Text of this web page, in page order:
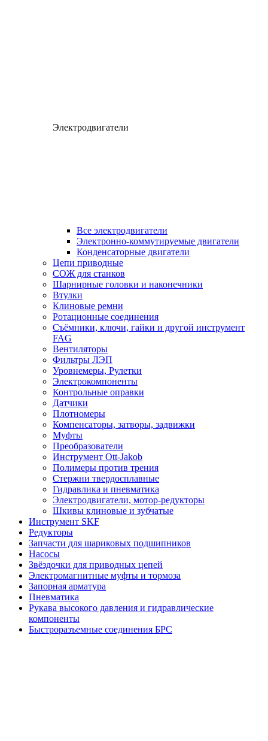
Электродвигатели
Все электродвигатели
Электронно-коммутируемые двигатели
Конденсаторные двигатели
Цепи приводные
СОЖ для станков
Шарнирные головки и наконечники
Втулки
Клиновые ремни
Ротационные соединения
Съёмники, ключи, гайки и другой инструмент
FAG
Вентиляторы
Фильтры ЛЭП
Уровнемеры, Рулетки
Электрокомпоненты
Контрольные оправки
Датчики
Плотномеры
Компенсаторы, затворы, задвижки
Муфты
Преобразователи
Инструмент Ott-Jakob
Полимеры против трения
Стержни твердосплавные
Гидравлика и пневматика
Электродвигатели, мотор-редукторы
Шкивы клиновые и зубчатые
Инструмент SKF
Редукторы
Запчасти для шариковых подшипников
Насосы
Звёздочки для приводных цепей
Электромагнитные муфты и тормоза
Запорная арматура
Пневматика
Рукава высокого давления и гидравлические
компоненты
Быстроразъемные соединения БРС